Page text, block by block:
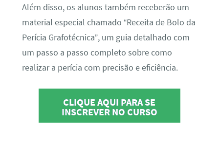
Além disso, os alunos também receberão um
material especial chamado “Receita de Bolo da
Perícia Grafotécnica”, um guia detalhado com
um passo a passo completo sobre como
realizar a perícia com precisão e eficiência.
CLIQUE AQUI PARA SE
INSCREVER NO CURSO